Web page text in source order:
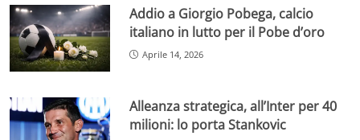
Addio a Giorgio Pobega, calcio
italiano in lutto per il Pobe d’oro
Aprile 14, 2026
Alleanza strategica, all’Inter per 40
milioni: lo porta Stankovic